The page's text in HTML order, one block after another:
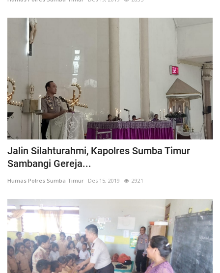
Jalin Silahturahmi, Kapolres Sumba Timur
Sambangi Gereja...
Humas Polres Sumba Timur Des 15, 2019 2921